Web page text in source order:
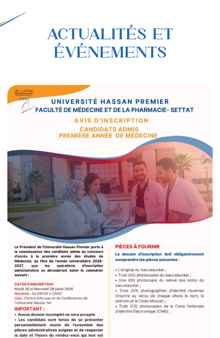
ACTUALITÉS ET
ÉVÉNEMENTS